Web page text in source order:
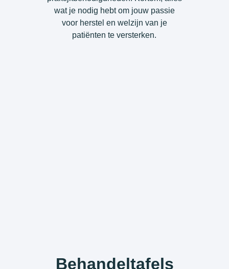
wat je nodig hebt om jouw passie
voor herstel en welzijn van je
patiënten te versterken.
Behandeltafels